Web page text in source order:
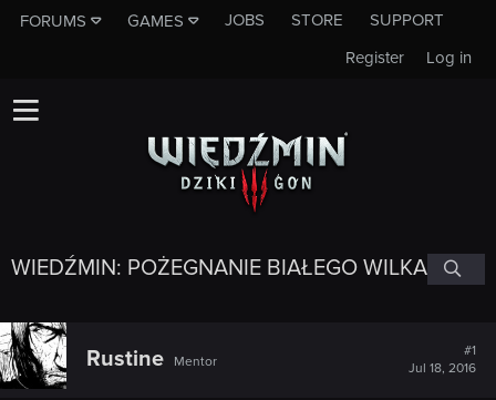
FORUMS GAMES JOBS STORE
SUPPORT
Log in
Register
WIEDŹMIN: POŻEGNANIE BIAŁEGO WILKA
Rustine Mentor
#1
Jul 18, 2016